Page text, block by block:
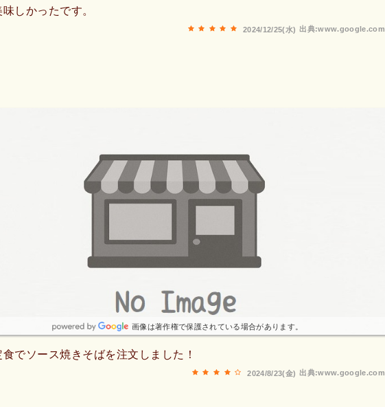
しかったです。
出典:www.google.com
2024/12/25(水)
画像は著作権で保護されている場合があります。
食でソース焼きそばを注文しました！
出典:www.google.com
2024/8/23(金)